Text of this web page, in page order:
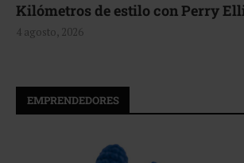
Aerie, texturas que fluyen
4 agosto, 2026
EMPRENDEDORES